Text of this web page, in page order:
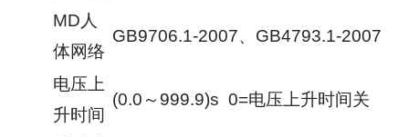
MD人
体网络
GB9706.1-2007、GB4793.1-2007
电压上
升时间
(0.0～999.9)s 0=电压上升时间关